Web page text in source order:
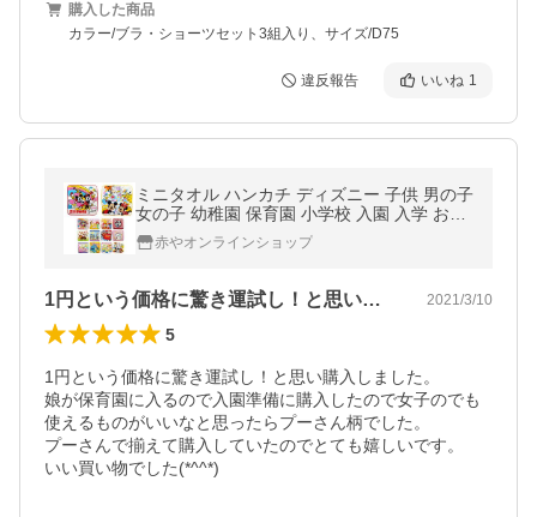
購入した商品
カラー/ブラ・ショーツセット3組入り、サイズ/D75
違反報告 いいね 1
ミニタオル ハンカチ ディズニー 子供 男の子
女の子 幼稚園 保育園 小学校 入園 入学 おし
ゃれ Disny タオル 可愛い 遠足 運動会 ミッ
キー ミニー キッズ
赤やオンラインショップ
1円という価格に驚き運試し！と思い購入… 2021/3/10
5
1円という価格に驚き運試し！と思い購入しました。
娘が保育園に入るので入園準備に購入したので女子のでも
使えるものがいいなと思ったらプーさん柄でした。
プーさんで揃えて購入していたのでとても嬉しいです。
いい買い物でした(*^^*)